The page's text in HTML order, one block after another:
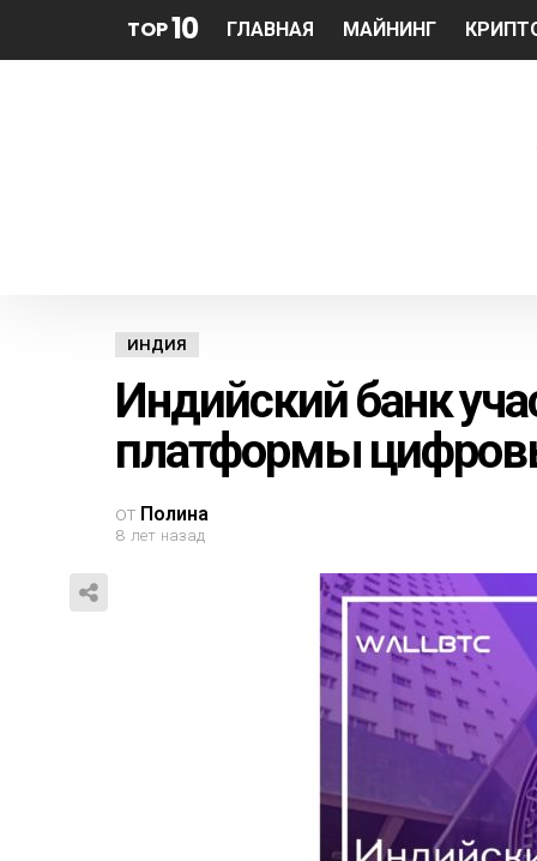
TOP10 ГЛАВНАЯ МАЙНИНГ
ИНДИЯ
Индийский банк
платформы
от Полина
8 лет назад